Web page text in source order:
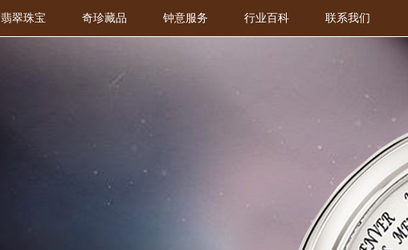
翡翠珠宝 奇珍藏品 钟意服务 行业百科 联系我们